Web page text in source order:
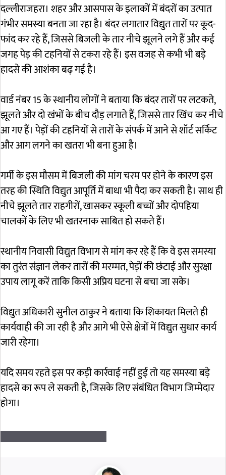
दल्लीराजहरा। शहर और आसपास के इलाकों में बंदरों का उत्पात
गंभीर समस्या बनता जा रहा है। बंदर लगातार विद्युत तारों पर कूद-
फांद कर रहे हैं, जिससे बिजली के तार नीचे झूलने लगे हैं और कई
जगह पेड़ की टहनियों से टकरा रहे हैं। इस वजह से कभी भी बड़े
हादसे की आशंका बढ़ गई है।
वार्ड नंबर 15 के स्थानीय लोगों ने बताया कि बंदर तारों पर लटकते,
झूलते और दो खंभों के बीच दौड़ लगाते हैं, जिससे तार खिंच कर नीचे
आ गए हैं। पेड़ों की टहनियों से तारों के संपर्क में आने से शॉर्ट सर्किट
और आग लगने का खतरा भी बना हुआ है।
गर्मी के इस मौसम में बिजली की मांग चरम पर होने के कारण इस
तरह की स्थिति विद्युत आपूर्ति में बाधा भी पैदा कर सकती है। साथ ही
नीचे झूलते तार राहगीरों, खासकर स्कूली बच्चों और दोपहिया
चालकों के लिए भी खतरनाक साबित हो सकते हैं।
स्थानीय निवासी विद्युत विभाग से मांग कर रहे हैं कि वे इस समस्या
का तुरंत संज्ञान लेकर तारों की मरम्मत, पेड़ों की छंटाई और सुरक्षा
उपाय लागू करें ताकि किसी अप्रिय घटना से बचा जा सके।
विद्युत अधिकारी सुनील ठाकुर ने बताया कि शिकायत मिलते ही
कार्यवाही की जा रही है और आगे भी ऐसे क्षेत्रों में विद्युत सुधार कार्य
जारी रहेगा।
यदि समय रहते इस पर कड़ी कार्रवाई नहीं हुई तो यह समस्या बड़े
हादसे का रूप ले सकती है, जिसके लिए संबंधित विभाग जिम्मेदार
होगा।